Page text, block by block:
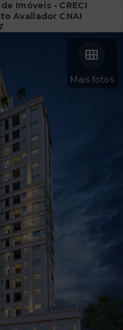
Imóveis - CRECI
Avaliador CNAI
Mais fotos